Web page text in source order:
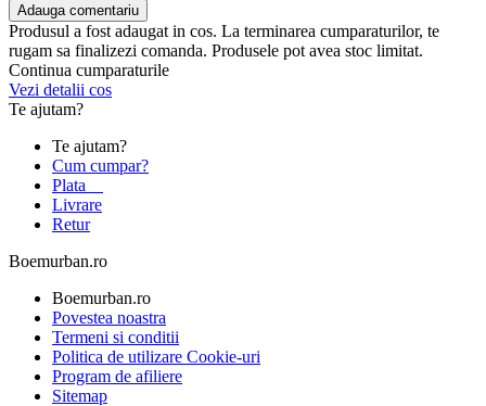
Adauga comentariu
Produsul a fost adaugat in cos. La terminarea cumparaturilor, te
rugam sa finalizezi comanda. Produsele pot avea stoc limitat.
Continua cumparaturile
Vezi detalii cos
Te ajutam?
Te ajutam?
Cum cumpar?
Plata
Livrare
Retur
Boemurban.ro
Boemurban.ro
Povestea noastra
Termeni si conditii
Politica de utilizare Cookie-uri
Program de afiliere
Sitemap